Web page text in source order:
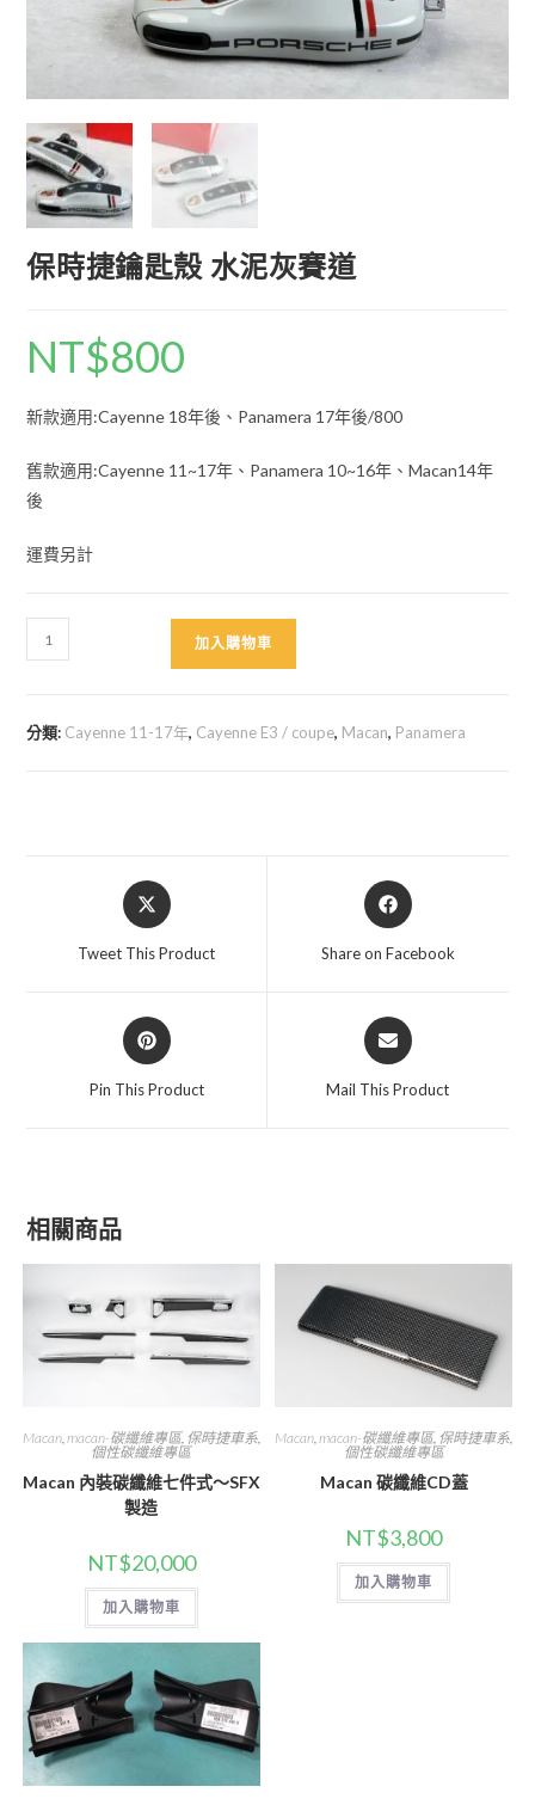
保時捷鑰匙殼 水泥灰賽道
NT$800
新款適用:Cayenne 18年後、Panamera 17年後/800
舊款適用:Cayenne 11~17年、Panamera 10~16年、Macan14年
後
運費另計
時
鑰
加入購物車
分類: Cayenne 11-17年, Cayenne E3 / coupe, Macan, Panamera
Opens
in
a
Tweet This Product
Opens
in
Share on Facebook
Opens
in
a
Pin This Product
Opens
in
a
Mail This Product
相關商品
Macan, macan-碳纖維專區, 保時捷車系,
個性碳纖維專區
Macan 內裝碳纖維七件式～SFX
製造
NT$20,000
加入購物車
Macan ,macan-碳纖維專區, 保時捷車系
個性碳纖維專區
Macan 碳纖維CD蓋
NT$3,800
加入購物車